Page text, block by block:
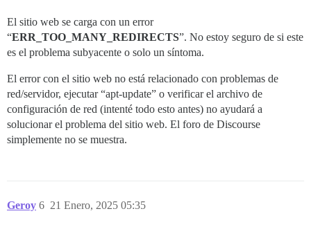
El sitio web se carga con un error
“ERR_TOO_MANY_REDIRECTS”. No estoy seguro de si este
es el problema subyacente o solo un síntoma.
El error con el sitio web no está relacionado con problemas de
red/servidor, ejecutar “apt-update” o verificar el archivo de
configuración de red (intenté todo esto antes) no ayudará a
solucionar el problema del sitio web. El foro de Discourse
simplemente no se muestra.
Geroy 21 Enero, 2025 05:35
6